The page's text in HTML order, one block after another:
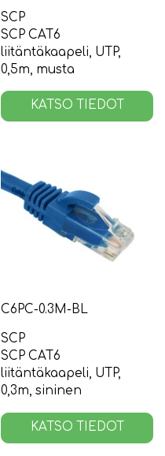
SCP
SCP CAT6
liitäntäkaapeli, UTP,
0,5m, musta
KATSO TIEDOT
C6PC-0.3M-BL
SCP
SCP CAT6
liitäntäkaapeli, UTP,
0,3m, sininen
KATSO TIEDOT